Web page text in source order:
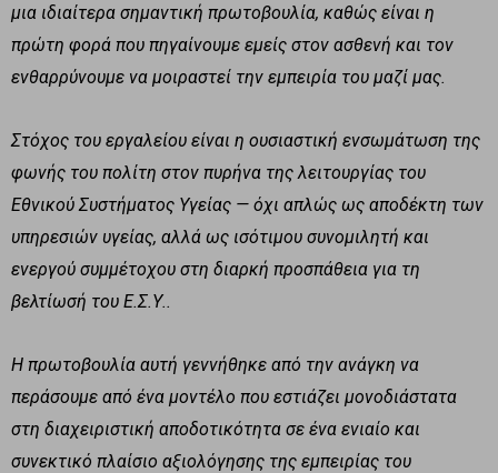
μια ιδιαίτερα σημαντική πρωτοβουλία, καθώς είναι η
πρώτη φορά που πηγαίνουμε εμείς στον ασθενή και τον
ενθαρρύνουμε να μοιραστεί την εμπειρία του μαζί μας.
Στόχος του εργαλείου είναι η ουσιαστική ενσωμάτωση της
φωνής του πολίτη στον πυρήνα της λειτουργίας του
Εθνικού Συστήματος Υγείας — όχι απλώς ως αποδέκτη των
υπηρεσιών υγείας, αλλά ως ισότιμου συνομιλητή και
ενεργού συμμέτοχου στη διαρκή προσπάθεια για τη
βελτίωσή του Ε.Σ.Υ..
Η πρωτοβουλία αυτή γεννήθηκε από την ανάγκη να
περάσουμε από ένα μοντέλο που εστιάζει μονοδιάστατα
στη διαχειριστική αποδοτικότητα σε ένα ενιαίο και
συνεκτικό πλαίσιο αξιολόγησης της εμπειρίας του